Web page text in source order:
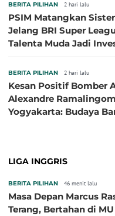
BERITA PILIHAN 2 hari lalu
PSIM Matangkan
Jelang BRI Super
Talenta Muda Jadi
BERITA PILIHAN 2 hari lalu
Kesan Positif Bomber
Alexandre
Yogyakarta: Budaya
LIGA INGGRIS
BERITA PILIHAN 46 menit lalu
Masa Depan Marcus
Terang, Bertahan di